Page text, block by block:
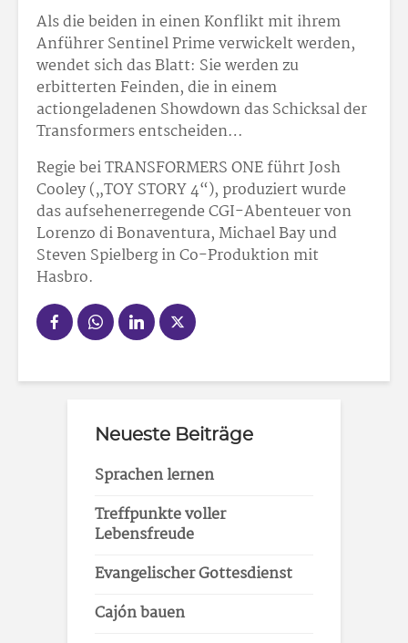
Als die beiden in einen Konflikt mit ihrem
Anführer Sentinel Prime verwickelt werden,
wendet sich das Blatt: Sie werden zu
erbitterten Feinden, die in einem
actiongeladenen Showdown das Schicksal der
Transformers entscheiden…
Regie bei TRANSFORMERS ONE führt Josh
Cooley („TOY STORY 4“), produziert wurde
das aufsehenerregende CGI-Abenteuer von
Lorenzo di Bonaventura, Michael Bay und
Steven Spielberg in Co-Produktion mit
Hasbro.
Neueste Beiträge
Sprachen lernen
Treffpunkte voller
Lebensfreude
Evangelischer Gottesdienst
Cajón bauen